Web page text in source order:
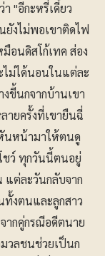
"อีกะหรี่เดี๋ยว
ยังไม่พอเขาติดไฟ
อนดิสโก้เทค ส่อง
ม่ได้นอนในแต่ละ
ขี้นกจากบ้านเขา
ายครั้งที่เขายืนฉี่
นหน้ามาให้ตนดู
ชว์ ทุกวันนี้ตนอยู่
แต่ละวันกลับจาก
ทั้งตนและลูกสาว
จากคู่กรณีอดีตนาย
วลชนช่วยเป็นก